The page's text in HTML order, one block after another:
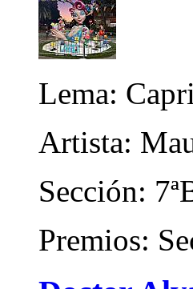
Lema:
Artista:
Sección:
Premios: